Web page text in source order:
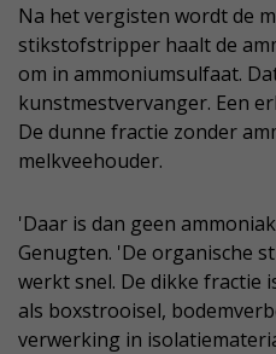
Na het vergisten wordt de
stikstofstripper haalt de
om in ammoniumsulfaat.
kunstmestvervanger. Een
De dunne fractie zonder
melkveehouder.
'Daar is dan geen
Genugten. 'De organische
werkt snel. De dikke fractie
als boxstrooisel,
verwerking in